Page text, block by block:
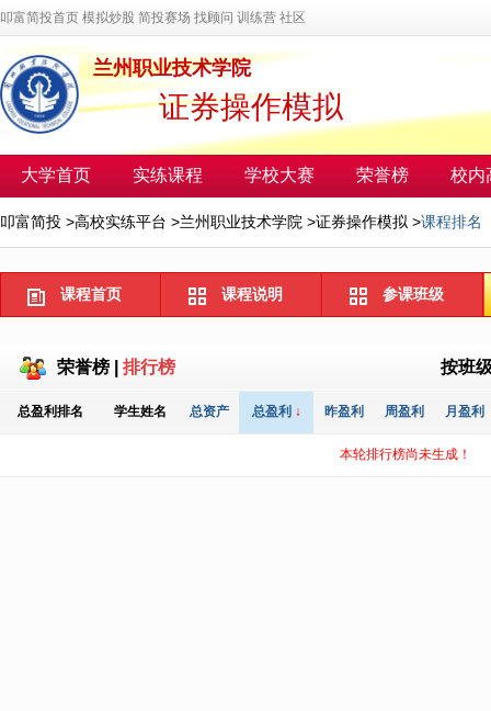
叩富简投首页 模拟炒股 简投赛场 找顾问 训练营 社区
兰州职业技术学院
证券操作模拟
大学首页 实练课程 学校大赛 荣誉榜 校内
叩富简投 >高校实练平台 >兰州职业技术学院 >证券操作模拟 >课程排名
课程首页 课程说明 参课班级
荣誉榜 排行榜 按班
总盈利排名 学生姓名 总资产 总盈利 ↓ 昨盈利 周盈利 月盈利
本轮排行榜尚未生成！